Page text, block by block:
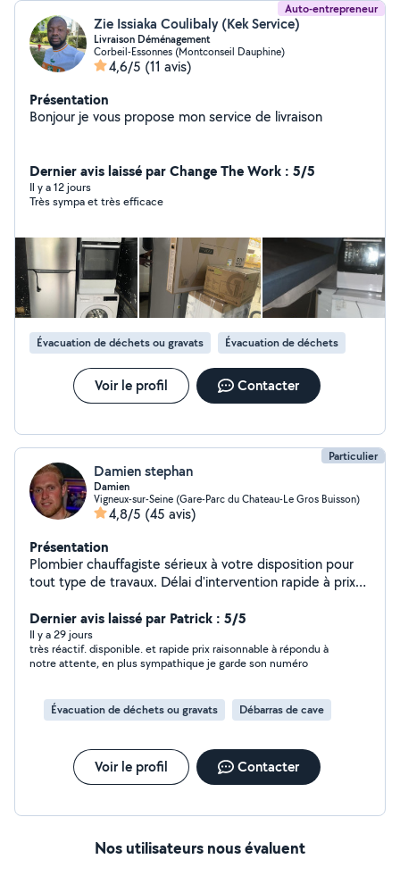
Auto-entrepreneur
Zie Issiaka Coulibaly (Kek Service)
Livraison Déménagement
Corbeil-Essonnes (Montconseil Dauphine)
4,6/5 (11 avis)
Présentation
Bonjour je vous propose mon service de livraison
Dernier avis laissé par Change The Work : 5/5
Il y a 12 jours
Très sympa et très efficace
Évacuation de déchets ou gravats Évacuation de déchets
Voir le profil Contacter
Particulier
Damien stephan
Damien
Vigneux-sur-Seine (Gare-Parc du Chateau-Le Gros Buisson)
4,8/5 (45 avis)
Présentation
Plombier chauffagiste sérieux à votre disposition pour
tout type de travaux. Délai d'intervention rapide à prix
Dernier avis laissé par Patrick : 5/5
Il y a 29 jours
très réactif. disponible. et rapide prix raisonnable à répondu à
notre attente, en plus sympathique je garde son numéro
Évacuation de déchets ou gravats Débarras de cave
Voir le profil Contacter
Nos utilisateurs nous évaluent